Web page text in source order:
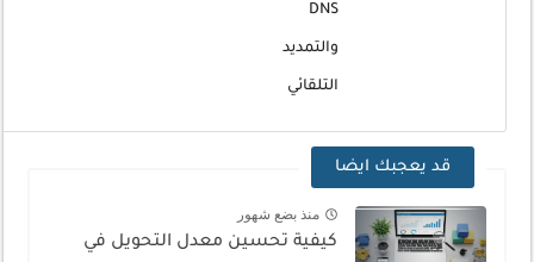
DNS
والتمديد
التلقائي
قد يعجبك ايضا
منذ بضع شهور
كيفية تحسين معدل التحويل في